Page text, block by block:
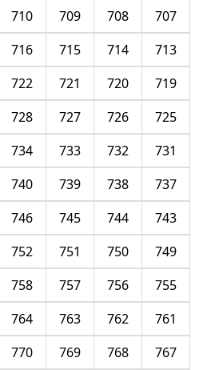
707
708
709
710
713
714
715
716
719
720
721
722
725
726
727
728
731
732
733
734
737
738
739
740
743
744
745
746
749
750
751
752
755
756
757
758
761
762
763
764
767
768
769
770